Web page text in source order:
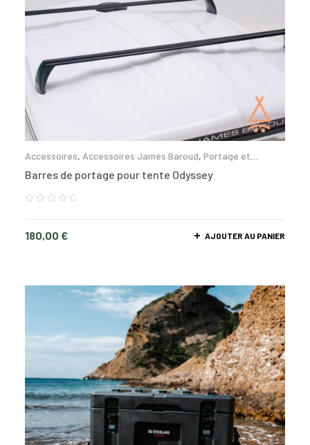
Accessoires, Accessoires James Baroud, Portage et
Barres de portage pour tente Odyssey
180,00 € AJOUTER AU PANIER